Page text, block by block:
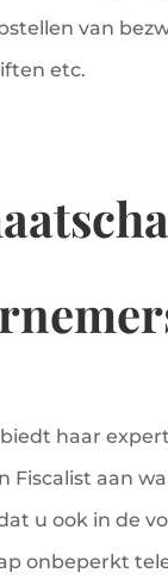
van
etc.
haar
Fiscalist aan
u ook in de
onbeperkt